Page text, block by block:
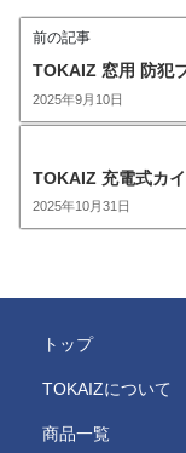
前の記事
TOKAIZ 窓用 防犯
2025年9月10日
TOKAIZ 充電式カ
2025年10月31日
トップ
TOKAIZについて
商品一覧